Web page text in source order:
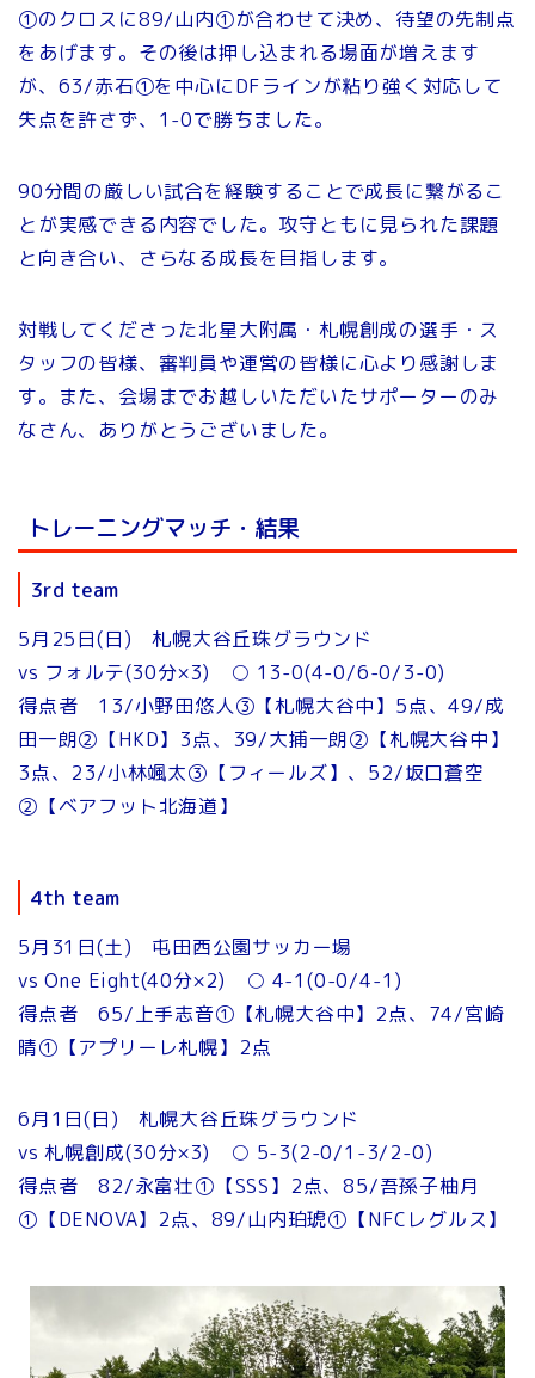
①のクロスに89/山内①が合わせて決め、待望の先制点
をあげます。その後は押し込まれる場面が増えます
が、63/赤石①を中心にDFラインが粘り強く対応して
失点を許さず、1-0で勝ちました。
90分間の厳しい試合を経験することで成長に繋がるこ
とが実感できる内容でした。攻守ともに見られた課題
と向き合い、さらなる成長を目指します。
対戦してくださった北星大附属・札幌創成の選手・ス
タッフの皆様、審判員や運営の皆様に心より感謝しま
す。また、会場までお越しいただいたサポーターのみ
なさん、ありがとうございました。
トレーニングマッチ・結果
3rd team
5月25日(日) 札幌大谷丘珠グラウンド
vs フォルテ(30分×3) ○ 13-0(4-0/6-0/3-0)
得点者 13/小野田悠人③【札幌大谷中】5点、49/成
田一朗②【HKD】3点、39/大捕一朗②【札幌大谷中】
3点、23/小林颯太③【フィールズ】、52/坂口蒼空
②【ベアフット北海道】
4th team
5月31日(土) 屯田西公園サッカー場
vs One Eight(40分×2) ○ 4-1(0-0/4-1)
得点者 65/上手志音①【札幌大谷中】2点、74/宮崎
晴①【アプリーレ札幌】2点
6月1日(日) 札幌大谷丘珠グラウンド
vs 札幌創成(30分×3) ○ 5-3(2-0/1-3/2-0)
得点者 82/永富壮①【SSS】2点、85/吾孫子柚月
①【DENOVA】2点、89/山内珀琥①【NFCレグルス】